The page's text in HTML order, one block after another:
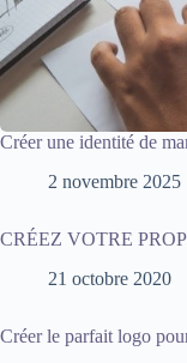
Créer une identité de
2 novembre 2025
CRÉEZ VOTRE
21 octobre 2020
Créer le parfait logo